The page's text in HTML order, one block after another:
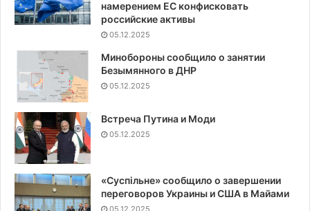
намерением ЕС конфисковать
российские активы
05.12.2025
Минобороны сообщило о занятии
Безымянного в ДНР
05.12.2025
Встреча Путина и Моди
05.12.2025
«Суспiльне» сообщило о завершении
переговоров Украины и США в Майами
05.12.2025